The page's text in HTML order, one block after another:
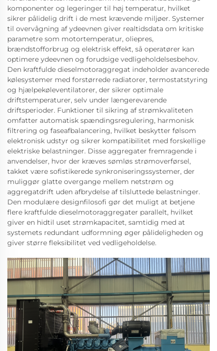
komponenter og legeringer til høj temperatur, hvilket
sikrer pålidelig drift i de mest krævende miljøer. Systemer
til overvågning af ydeevnen giver realtidsdata om kritiske
parametre som motortemperatur, oliepres,
brændstofforbrug og elektrisk effekt, så operatører kan
optimere ydeevnen og forudsige vedligeholdelsesbehov.
Den kraftfulde dieselmotoraggregat indeholder avancerede
kølesystemer med forstørrede radiatorer, termostatstyring
og hjælpekøleventilatorer, der sikrer optimale
driftstemperaturer, selv under længerevarende
driftsperioder. Funktioner til sikring af strømkvaliteten
omfatter automatisk spændingsregulering, harmonisk
filtrering og faseafbalancering, hvilket beskytter følsom
elektronisk udstyr og sikrer kompatibilitet med forskellige
elektriske belastninger. Disse aggregater fremragende i
anvendelser, hvor der kræves sømløs strømoverførsel,
takket være sofistikerede synkroniseringssystemer, der
muliggør glatte overgange mellem netstrøm og
aggregatdrift uden afbrydelse af tilsluttede belastninger.
Den modulære designfilosofi gør det muligt at betjene
flere kraftfulde dieselmotoraggregater parallelt, hvilket
giver en hidtil uset strømkapacitet, samtidig med at
systemets redundant udformning øger pålideligheden og
giver større fleksibilitet ved vedligeholdelse.